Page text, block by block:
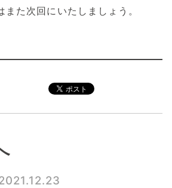
た次回にいたしましょう。